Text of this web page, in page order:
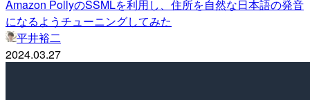
Amazon PollyのSSMLを利用し、住所を自然な日本語の発音
になるようチューニングしてみた
平井裕二
2024.03.27